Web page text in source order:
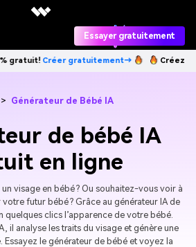
Essayer gratuitement
Créer gratuitement→ Créez des
> Générateur de Bébé IA
de bébé IA
en ligne
visage en bébé ? Ou souhaitez-vous voir à
futur bébé ? Grâce au générateur IA de
quelques clics l’apparence de votre bébé.
il analyse les traits du visage et génère une
Essayez le générateur de bébé et voyez la